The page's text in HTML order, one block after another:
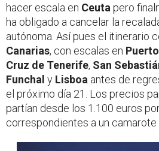
hacer escala en Ceuta pero
ha obligado a cancelar la
autónoma. Así pues el itinerario
Canarias, con escalas en
Cruz de Tenerife, San
Funchal y Lisboa antes de
el próximo día 21. Los precios
partían desde los 1.100 euros
correspondientes a un camarote